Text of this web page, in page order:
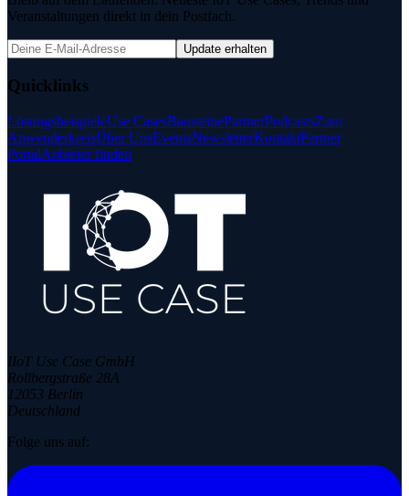
Veranstaltungen direkt in dein Postfach.
Update erhalten
Quicklinks
LösungsbeispieleUse CasesBausteinePartnerPodcastsZum
AnwenderkreisÜber UnsEventsNewsletterKontaktPartner
PortalAnbieter finden
IIoT Use Case GmbH
Rollbergstraße 28A
12053 Berlin
Deutschland
Folge uns auf: